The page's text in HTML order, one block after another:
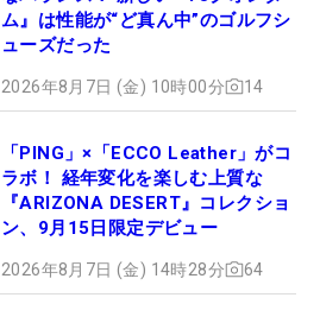
ム』は性能が“ど真ん中”のゴルフシ
ューズだった
2026年8月7日 (金) 10時00分 14
「PING」×「ECCO Leather」がコ
ラボ！ 経年変化を楽しむ上質な
『ARIZONA DESERT』コレクショ
ン、9月15日限定デビュー
2026年8月7日 (金) 14時28分 64